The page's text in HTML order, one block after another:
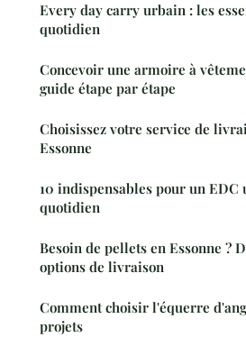
Every day carry urbain : les
quotidien
Concevoir une armoire à
guide étape par étape
Choisissez votre service de
Essonne
10 indispensables pour un
quotidien
Besoin de pellets en Essonne ?
options de livraison
Comment choisir l'équerre
projets